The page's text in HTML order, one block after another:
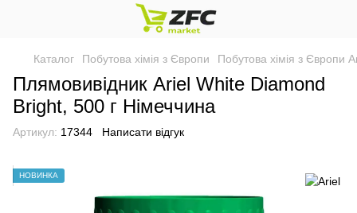
Каталог Побутова хімія з Європи Побутова хімія з Європи
Плямовивідник Ariel White Diamond
Bright, 500 г Німеччина
Артикул: 17344 Написати відгук
НОВИНКА